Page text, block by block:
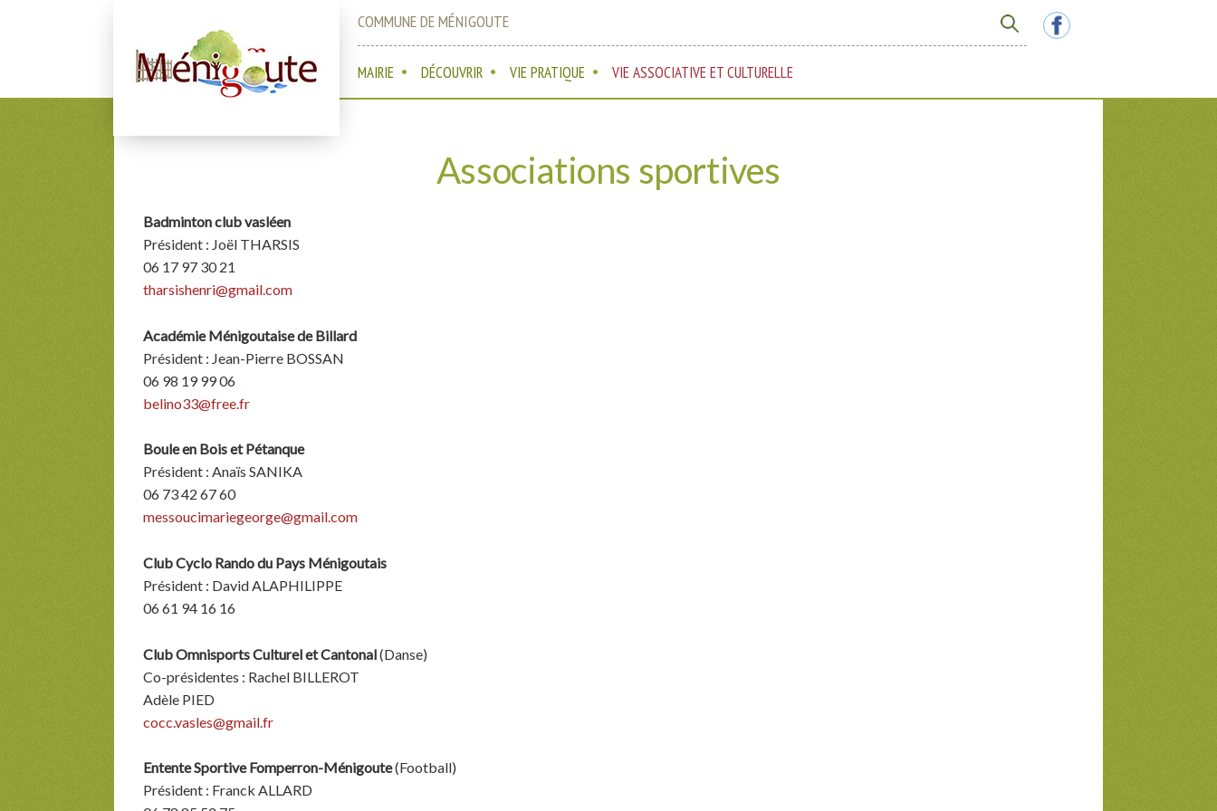
COMMUNE DE MÉNIGOUTE
MAIRIE DÉCOUVRIR VIE PRATIQUE VIE ASSOCIATIVE ET CULTURELLE
R
Associations sportives
Badminton club vasléen
Président : Joël THARSIS
06 17 97 30 21
tharsishenri@gmail.com
Académie Ménigoutaise de Billard
Président : Jean-Pierre BOSSAN
06 98 19 99 06
belino33@free.fr
Boule en Bois et Pétanque
Président : Anaïs SANIKA
06 73 42 67 60
messoucimariegeorge@gmail.com
Club Cyclo Rando du Pays Ménigoutais
Président : David ALAPHILIPPE
06 61 94 16 16
Club Omnisports Culturel et Cantonal(Danse)
Co-présidentes : Rachel BILLEROT
Adèle PIED
cocc.vasles@gmail.fr
Entente Sportive Fomperron-Ménigoute(Football)
Président : Franck ALLARD